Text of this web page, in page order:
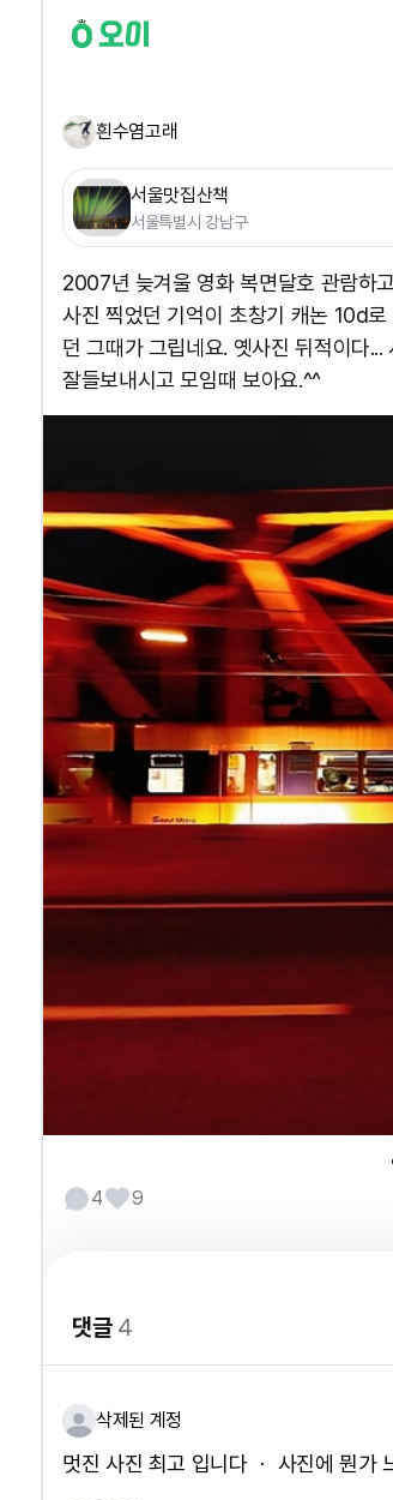
흰수염고래
서울맛집산책
서울특별시 강남구
2007년 늦겨울 영화 복면달호 관람하
사진 찍었던 기억이 초창기 캐논 10d
던 그때가 그립네요. 옛사진 뒤적이다
잘들보내시고 모임때 보아요.^^ ​
4 9
댓글4
삭제된 계정
멋진 사진 최고 입니다 ㆍ 사진에 뭔가